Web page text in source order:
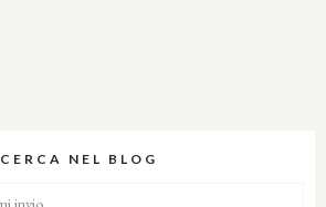
CERCA NEL BLOG